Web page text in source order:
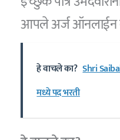
आपले अर्ज ऑनलाईन
हे वाचले का? Shri
मध्ये पद भरती